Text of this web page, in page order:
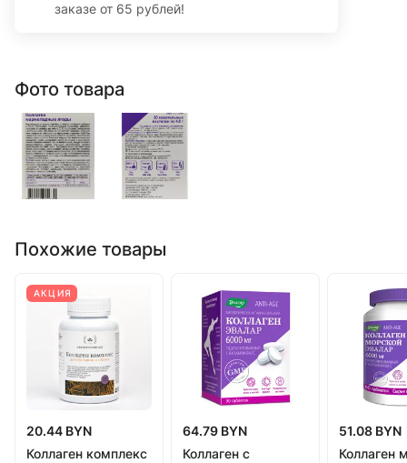
заказе от 65 рублей!
Фото товара
Похожие товары
АКЦИЯ
20.44 BYN
Коллаген комплекс
64.79 BYN
Коллаген с
51.08 BYN
Коллаген